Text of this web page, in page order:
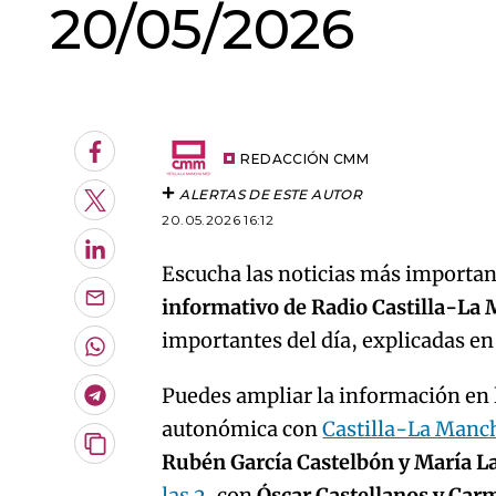
20/05/2026
Facebook
Twitter
LinkedIn
Enviar
por
Email
Whatsapp
Telegram
Copiar
REDACCIÓN CMM
ALERTAS DE ESTE AUTOR
20.05.2026 16:12
Escucha las noticias más
informativo de Radio Castilla-La
importantes del día, explicadas
Puedes ampliar la información
autonómica conCastilla-La
Rubén García Castelbón y María